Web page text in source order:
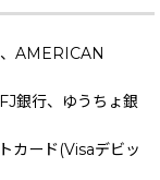
AMERICAN
銀行、ゆうちょ銀
カード(Visaデビッ